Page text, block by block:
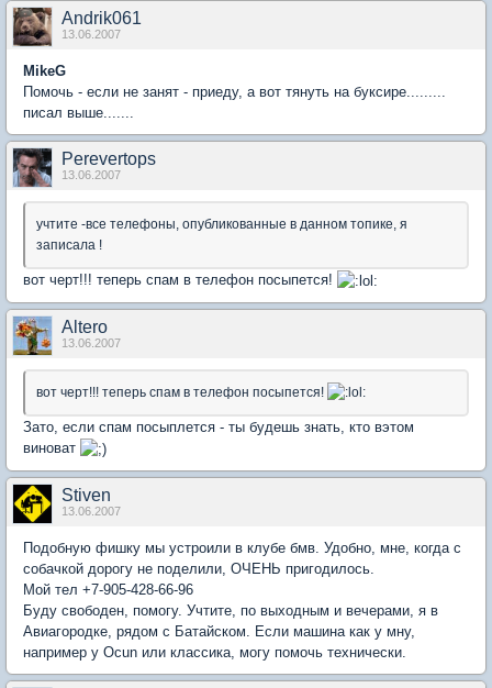
Andrik061
13.06.2007
MikeG
Помочь - если не занят - приеду, а вот тянуть на буксире.........
писал выше.......
Perevertops
13.06.2007
учтите -все телефоны, опубликованные в данном топике, я
записала !
вот черт!!! теперь спам в телефон посыпется!
Altero
13.06.2007
вот черт!!! теперь спам в телефон посыпется!
Зато, если спам посыплется - ты будешь знать, кто вэтом
виноват
Stiven
13.06.2007
Подобную фишку мы устроили в клубе бмв. Удобно, мне, когда с
собачкой дорогу не поделили, ОЧЕНЬ пригодилось.
Мой тел +7-905-428-66-96
Буду свободен, помогу. Учтите, по выходным и вечерами, я в
Авиагородке, рядом с Батайском. Если машина как у мну,
например у Ocun или классика, могу помочь технически.